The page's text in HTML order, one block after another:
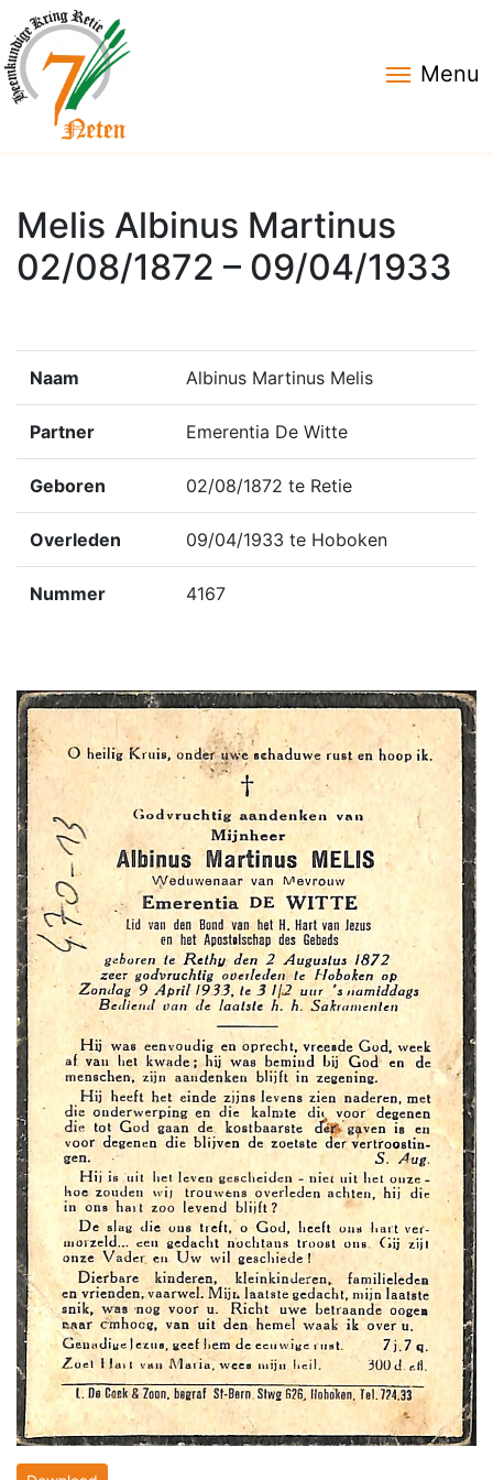
Menu
Melis Albinus Martinus
02/08/1872 – 09/04/1933
Naam Albinus Martinus Melis
Partner Emerentia De Witte
Geboren 02/08/1872 te Retie
Overleden 09/04/1933 te Hoboken
Nummer 4167